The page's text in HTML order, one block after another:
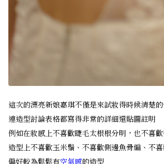
這次的漂亮新娘嘉琪不僅是來試妝得時候清楚
連造型討論表格都寫得非常的詳細還貼圖註明
例如在妝感上不喜歡睫毛太根根分明，也不喜
造型上不喜歡玉米鬚、不喜歡側邊魚骨編、不
偏好較為鬆鬆有空氣感的造型